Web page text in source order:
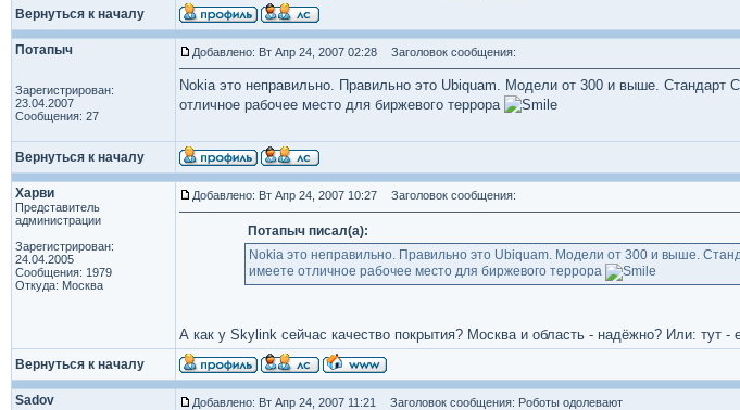
Вернуться к началу
Потапыч
Зарегистрирован:
23.04.2007
Сообщения: 27
Добавлено: Вт Апр 24, 2007 02:28 Заголовок сообщения:
Nokia это неправильно. Правильно это Ubiquam. Модели от 300 и выше.
отличное рабочее место для биржевого террора
Вернуться к началу
Харви
Представитель
администрации
Зарегистрирован:
24.04.2005
Сообщения: 1979
Откуда: Москва
Добавлено: Вт Апр 24, 2007 10:27 Заголовок сообщения:
Потапыч писал(а):
Nokia это неправильно. Правильно это Ubiquam. Модели от 300 и выше.
имеете отличное рабочее место для биржевого террора
А как у Skylink сейчас качество покрытия? Москва и область - надёжно? Или: тут -
Вернуться к началу
Sadov Добавлено: Вт Апр 24, 2007 11:21 Заголовок сообщения: Роботы одолевают